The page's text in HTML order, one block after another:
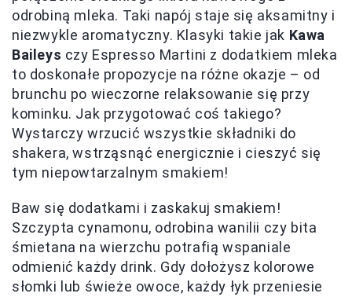
odrobiną mleka. Taki napój staje się aksamitny i
niezwykle aromatyczny. Klasyki takie jak Kawa
Baileys czy Espresso Martini z dodatkiem mleka
to doskonałe propozycje na różne okazje – od
brunchu po wieczorne relaksowanie się przy
kominku. Jak przygotować coś takiego?
Wystarczy wrzucić wszystkie składniki do
shakera, wstrząsnąć energicznie i cieszyć się
tym niepowtarzalnym smakiem!
Baw się dodatkami i zaskakuj smakiem!
Szczypta cynamonu, odrobina wanilii czy bita
śmietana na wierzchu potrafią wspaniale
odmienić każdy drink. Gdy dołożysz kolorowe
słomki lub świeże owoce, każdy łyk przeniesie